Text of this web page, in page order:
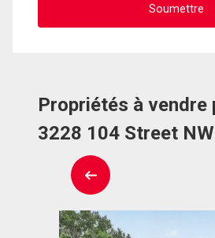
Propriétés à vendre
3228 104 Street NW